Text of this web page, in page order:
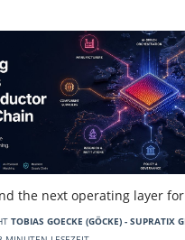
the next operating layer
TOBIAS GOECKE (GÖCKE) - SUPRATIX